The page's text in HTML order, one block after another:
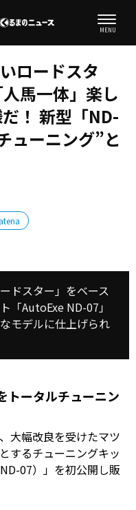
ロードスタ
馬一体」楽し
！ 新型「ND-
ューニング”と
ドスター」をベース
「AutoExe ND-07」
モデルに仕上げられ
トータルチューニン
大幅改良を受けたマツ
するチューニングキッ
07）」を初公開し販